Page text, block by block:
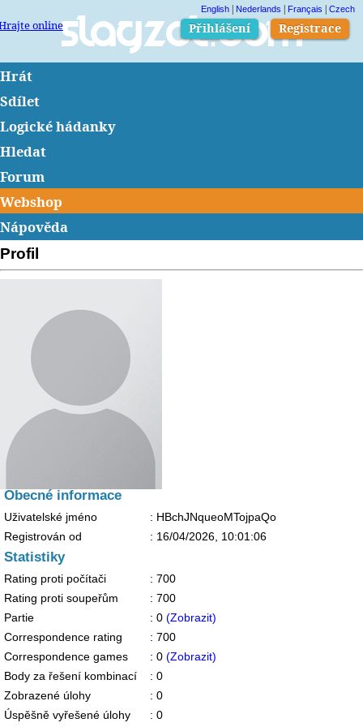
Slagzet.com
online Přihlášení Registrace
Hrát
Sdílet
Logické hádanky
Hledat
Forum
Webshop
Nápověda
Profil
Obecné informace
Uživatelské jméno
: HBchJNqueoMTojpaQo
Registrován od
: 16/04/2026, 10:01:06
Statistiky
Rating proti počítači
: 700
Rating proti soupeřům
: 700
Partie
: 0 (Zobrazit)
Correspondence rating
: 700
Correspondence games
: 0 (Zobrazit)
Body za řešení kombinací
: 0
Zobrazené úlohy
: 0
Úspěšně vyřešené úlohy
: 0
English Nederlands Français Czech